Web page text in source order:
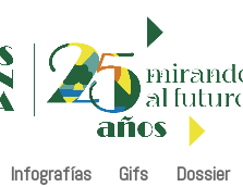
Infografías Gifs Dossier